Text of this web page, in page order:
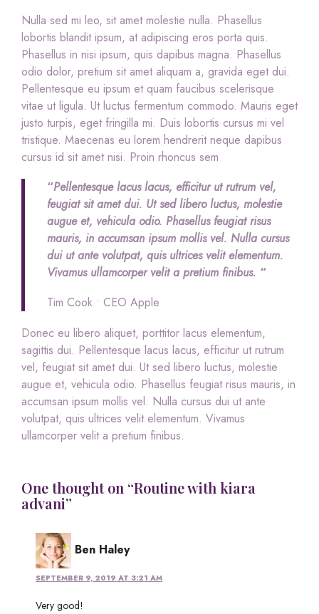
Nulla sed mi leo, sit amet molestie nulla. Phasellus
lobortis blandit ipsum, at adipiscing eros porta quis.
Phasellus in nisi ipsum, quis dapibus magna. Phasellus
odio dolor, pretium sit amet aliquam a, gravida eget dui.
Pellentesque eu ipsum et quam faucibus scelerisque
vitae ut ligula. Ut luctus fermentum commodo. Mauris eget
justo turpis, eget fringilla mi. Duis lobortis cursus mi vel
tristique. Maecenas eu lorem hendrerit neque dapibus
cursus id sit amet nisi. Proin rhoncus sem
“Pellentesque lacus lacus, efficitur ut rutrum vel,
feugiat sit amet dui. Ut sed libero luctus, molestie
augue et, vehicula odio. Phasellus feugiat risus
mauris, in accumsan ipsum mollis vel. Nulla cursus
dui ut ante volutpat, quis ultrices velit elementum.
Vivamus ullamcorper velit a pretium finibus. “
Tim Cook • CEO Apple
Donec eu libero aliquet, porttitor lacus elementum,
sagittis dui. Pellentesque lacus lacus, efficitur ut rutrum
vel, feugiat sit amet dui. Ut sed libero luctus, molestie
augue et, vehicula odio. Phasellus feugiat risus mauris, in
accumsan ipsum mollis vel. Nulla cursus dui ut ante
volutpat, quis ultrices velit elementum. Vivamus
ullamcorper velit a pretium finibus.
One thought on “Routine with kiara
advani”
Ben Haley
SEPTEMBER 9, 2019 AT 3:21 AM
Very good!